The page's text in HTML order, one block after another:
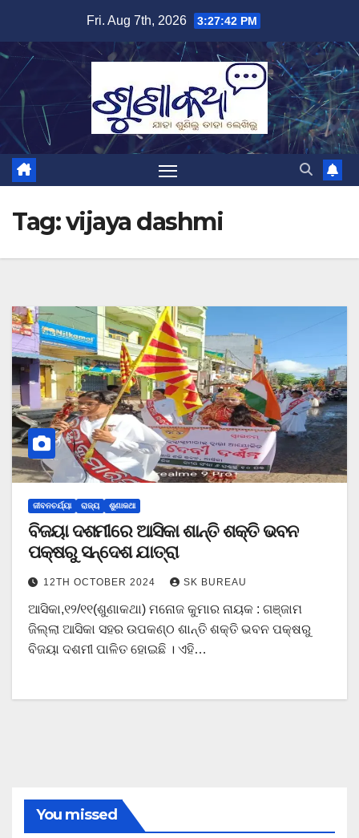
content
Fri. Aug 7th, 2026 3:27:42 PM
Tag:vijaya dashmi
ଜୀବନଚର୍ଯ୍ୟା ରାଜ୍ୟ ଶୁଣାକଥା
ବିଜୟା ଦଶମୀରେ ଆସିକା ଶାନ୍ତି ଶକ୍ତି ଭବନ
ପକ୍ଷରୁ ସନ୍ଦେଶ ଯାତ୍ରା
12TH OCTOBER 2024 SK BUREAU
ଆସିକା,୧୨/୧୧(ଶୁଣାକଥା) ମନୋଜ କୁମାର ନାୟକ : ଗଞ୍ଜାମ
ଜିଲ୍ଲା ଆସିକା ସହର ଉପକଣ୍ଠ ଶାନ୍ତି ଶକ୍ତି ଭବନ ପକ୍ଷରୁ
ବିଜୟା ଦଶମୀ ପାଳିତ ହୋଇଛି । ଏହି…
You missed